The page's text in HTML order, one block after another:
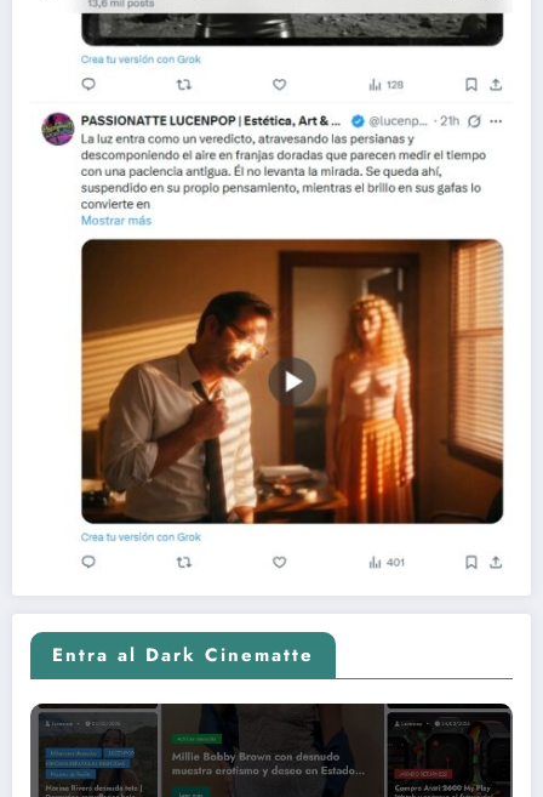
Entra al Dark Cinematte